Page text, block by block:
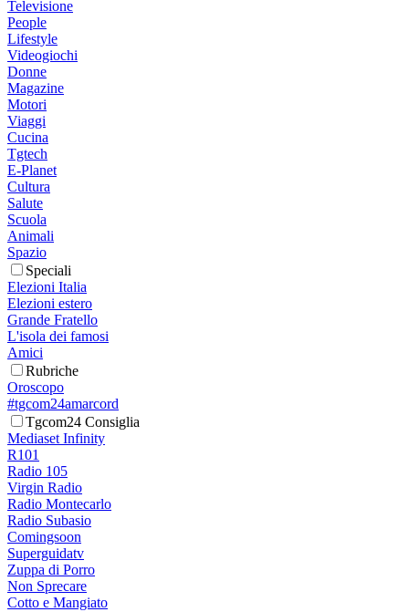
Televisione
People
Lifestyle
Videogiochi
Donne
Magazine
Motori
Viaggi
Cucina
Tgtech
E-Planet
Cultura
Salute
Scuola
Animali
Spazio
Speciali
Elezioni Italia
Elezioni estero
Grande Fratello
L'isola dei famosi
Amici
Rubriche
Oroscopo
#tgcom24amarcord
Tgcom24 Consiglia
Mediaset Infinity
R101
Radio 105
Virgin Radio
Radio Montecarlo
Radio Subasio
Comingsoon
Superguidatv
Zuppa di Porro
Non Sprecare
Cotto e Mangiato